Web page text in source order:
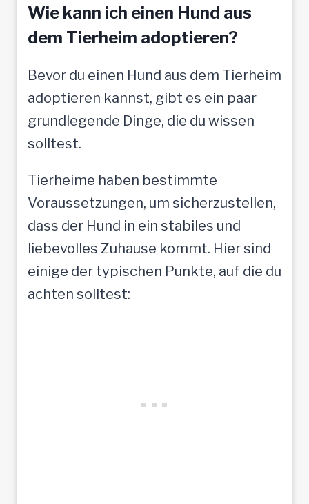
f
l
l
e
n
s
c
h
e
Wie kann ich einen Hund aus
dem Tierheim adoptieren?
Bevor du einen Hund aus dem Tierheim
adoptieren kannst, gibt es ein paar
grundlegende Dinge, die du wissen
solltest.
Tierheime haben bestimmte
Voraussetzungen, um sicherzustellen,
dass der Hund in ein stabiles und
liebevolles Zuhause kommt. Hier sind
einige der typischen Punkte, auf die du
achten solltest: